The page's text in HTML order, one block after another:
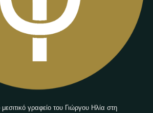
γραφείο του Γιώργου Ηλία στη